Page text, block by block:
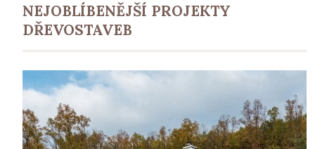
NEJOBLÍBENĚJŠÍ PROJEKTY
DŘEVOSTAVEB